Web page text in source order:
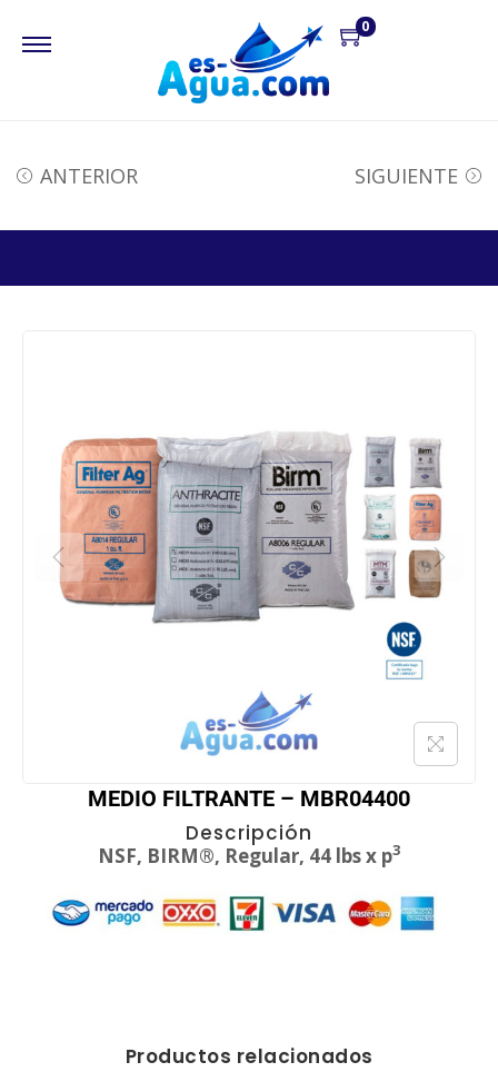
0
ANTERIOR SIGUIENTE
MEDIO FILTRANTE – MBR04400
Descripción
NSF, BIRM®, Regular, 44 lbs x p3
Productos relacionados